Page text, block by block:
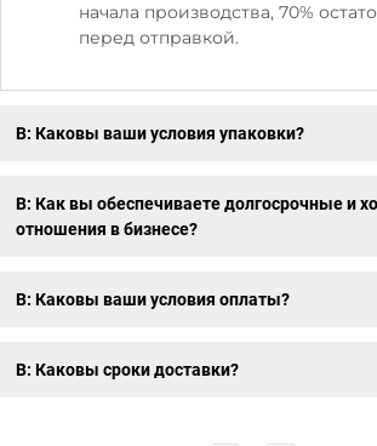
начала производства, 70%
перед отправкой.
В: Каковы ваши условия упаковки?
В: Как вы обеспечиваете долгосрочные и
отношения в бизнесе?
В: Каковы ваши условия оплаты?
В: Каковы сроки доставки?